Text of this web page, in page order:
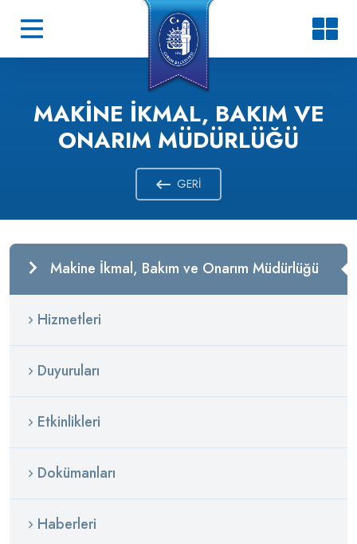
MAKINE İKMAL, BAKIM VE
ONARIM MÜDÜRLÜĞÜ
GERI
Makine İkmal, Bakım ve Onarım Müdürlüğü
Hizmetleri
Duyuruları
Etkinlikleri
Dokümanları
Haberleri